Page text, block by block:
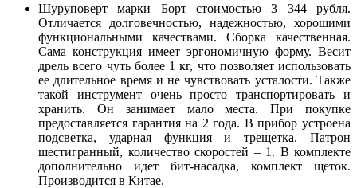
Шуруповерт марки Борт стоимостью 3 344 рубля.
Отличается долговечностью, надежностью, хорошими
функциональными качествами. Сборка качественная.
Сама конструкция имеет эргономичную форму. Весит
дрель всего чуть более 1 кг, что позволяет использовать
ее длительное время и не чувствовать усталости. Также
такой инструмент очень просто транспортировать и
хранить. Он занимает мало места. При покупке
предоставляется гарантия на 2 года. В прибор устроена
подсветка, ударная функция и трещетка. Патрон
шестигранный, количество скоростей – 1. В комплекте
дополнительно идет бит-насадка, комплект щеток.
Производится в Китае.